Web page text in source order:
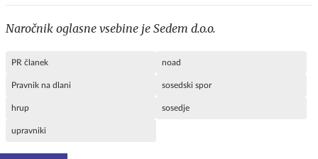
Naročnik oglasne vsebine je Sedem d.o.o.
PR članek noad
Pravnik na dlani sosedski spor
hrup sosedje
upravniki